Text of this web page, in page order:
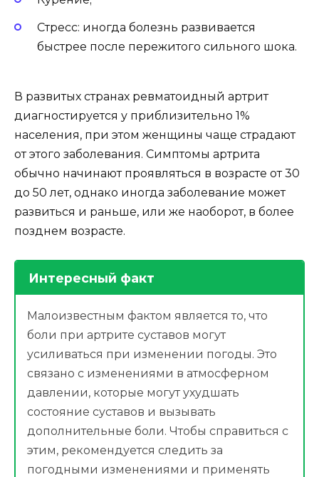
Стресс: иногда болезнь развивается
быстрее после пережитого сильного шока.
В развитых странах ревматоидный артрит
диагностируется у приблизительно 1%
населения, при этом женщины чаще страдают
от этого заболевания. Симптомы артрита
обычно начинают проявляться в возрасте от 30
до 50 лет, однако иногда заболевание может
развиться и раньше, или же наоборот, в более
позднем возрасте.
Интересный факт
Малоизвестным фактом является то, что
боли при артрите суставов могут
усиливаться при изменении погоды. Это
связано с изменениями в атмосферном
давлении, которые могут ухудшать
состояние суставов и вызывать
дополнительные боли. Чтобы справиться с
этим, рекомендуется следить за
погодными изменениями и применять